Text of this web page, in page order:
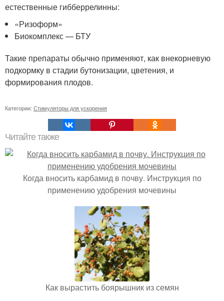
естественные гибберрелинны:
«Ризоформ»
Биокомплекс — БТУ
Такие препараты обычно применяют, как внекорневую
подкормку в стадии бутонизации, цветения, и
формирования плодов.
Категории: Стимуляторы для ускорения
Читайте также
Когда вносить карбамид в почву. Инструкция по
применению удобрения мочевины
Как вырастить боярышник из семян